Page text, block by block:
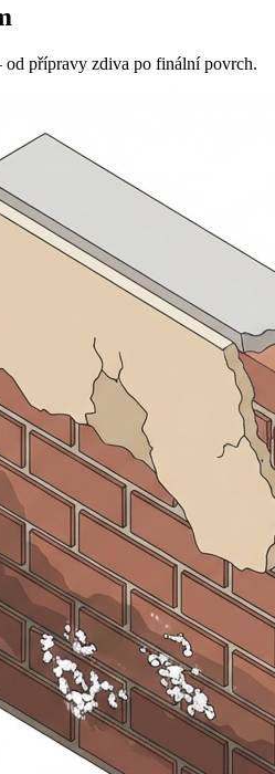
přípravy zdiva po finální povrch.